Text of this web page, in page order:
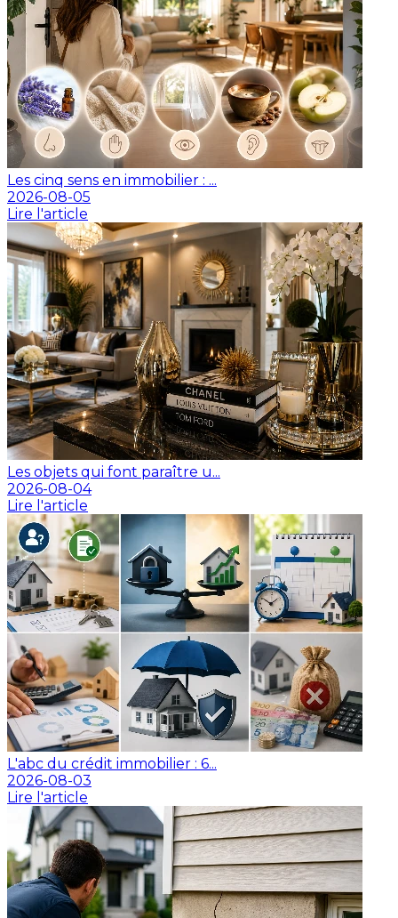
Les cinq sens en immobilier : ...
2026-08-05
Lire l'article
Les objets qui font paraître u...
2026-08-04
Lire l'article
L'abc du crédit immobilier : 6...
2026-08-03
Lire l'article